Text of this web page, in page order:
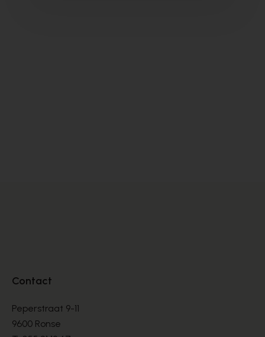
Contact
Peperstraat 9-11
9600 Ronse